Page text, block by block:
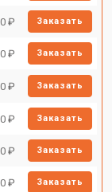
₽ Заказать
₽ Заказать
₽ Заказать
₽ Заказать
₽ Заказать
₽ Заказать